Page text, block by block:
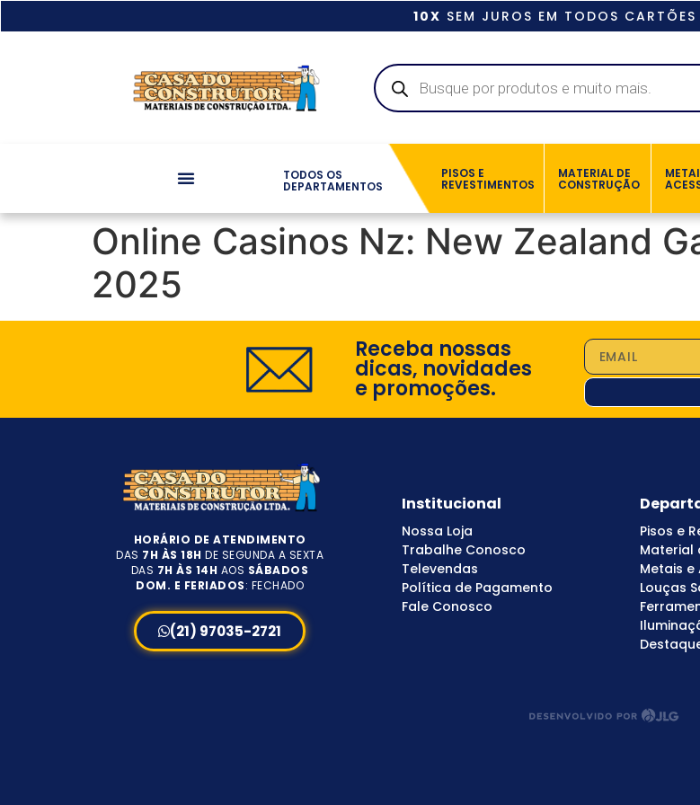
10X SEM JUROS EM TODOS
TODOS OS
DEPARTAMENTOS
PISOS E
REVESTIMENTOS
MATERIAL DE
CONSTRUÇÃO
Online Casinos Nz: New Zealand
2025
Receba nossas
dicas, novidades
e promoções.
HORÁRIO DE ATENDIMENTO
DAS 7H ÀS 18H DE SEGUNDA A SEXTA
DAS 7H ÀS 14H AOS SÁBADOS
DOM. E FERIADOS: FECHADO
(21) 97035-2721
Institucional
Nossa Loja
Trabalhe Conosco
Televendas
Política de Pagamento
Fale Conosco
Pisos e
Material
Metais e
Louças